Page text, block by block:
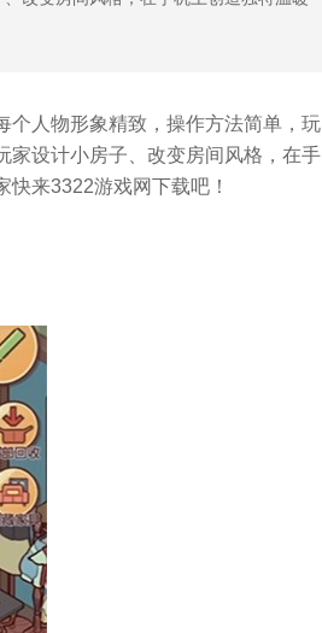
个人物形象精致，操作方法简单，玩
家设计小房子、改变房间风格，在手
来3322游戏网下载吧！